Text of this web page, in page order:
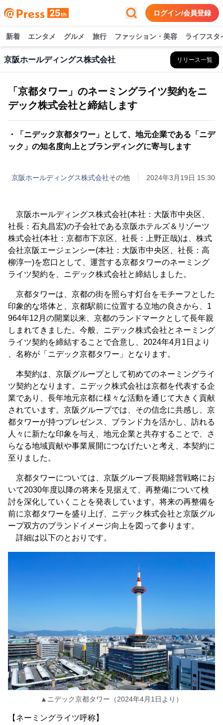
ログイン/会員登録
新着 エンタメ グルメ 旅行 ファッション・美容 ライフスタ
京阪ホールディングス株式会社 リリース一覧
「京都タワー」のネーミングライツ契約をニ
デック株式会社と締結します
・「ニデック京都タワー」として、地元企業である「ニデ
ック」の知名度向上とブランディングに寄与します
京阪ホールディングス株式会社その他 2024年3月19日 15:30
京阪ホールディングス株式会社(本社：大阪市中央区、
社長：石丸昌宏)の子会社である京阪ホテルズ＆リゾーツ
株式会社(本社：京都市下京区、社長：上野正哉)は、株式
会社京阪エージェンシー(本社：大阪市中央区、社長：高
柳淳一)を窓口として、運営する京都タワーのネーミング
ライツ契約を、ニデック株式会社と締結しました。
京都タワーは、京都の街を照らす灯台をモチーフとした
印象的な塔体と、京都駅前に位置する立地の良さから、1
964年12月の開業以来、京都のランドマークとして長年親
しまれてきました。今般、ニデック株式会社とネーミング
ライツ契約を締結することで合意し、2024年4月1日より
、名称が「ニデック京都タワー」となります。
本契約は、京阪グループとして初めてのネーミングライ
ツ契約となります。ニデック株式会社は京都を代表する企
業であり、長年地元京都に様々な活動を通じて大きく貢献
されています。京阪グループでは、その信念に共感し、京
都タワーが持つプレゼンス、ブランド力を活かし、訪れる
人々に新たな印象を与え、地元企業と共存することで、さ
らなる地域貢献や事業展開につなげたいと考え、本契約に
至りました。
京都タワーについては、京阪グループ長期経営戦略にお
いて2030年度以降の将来を見据えて、再整備について検
討を深化していくことを発表しています。将来の再整備を
前に京都タワーを盛り上げ、ニデック株式会社と京阪グル
ープ双方のブランドイメージ向上を図って参ります。
詳細は以下のとおりです。
▲ニデック京都タワー（2024年4月1日より）
【ネーミングライツ呼称】